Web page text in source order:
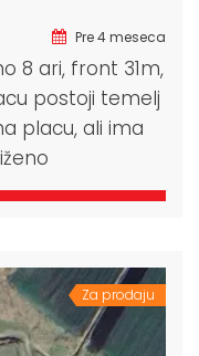
Pre 4 meseca
8 ari, front 31m,
postoji temelj
placu, ali ima
Za prodaju